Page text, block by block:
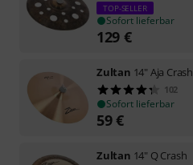
TOP-SELLER
Sofort lieferbar
129 €
Zultan 14" Aja Crash
102
Sofort lieferbar
59€
Zultan 14" Q Crash